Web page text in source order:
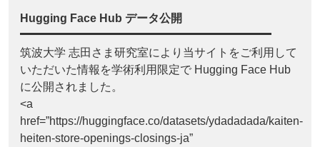
Hugging Face Hub データ公開
筑波大学 志田さま研究室により当サイトをご利用して
いただいた情報を学術利用限定で Hugging Face Hub
に公開されました。
<a
href=”https://huggingface.co/datasets/ydadadada/kaiten-
heiten-store-openings-closings-ja”